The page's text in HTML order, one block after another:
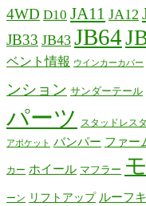
4WD D10 JA11 JA12
JB33 JB43 JB64
ベント情報
ウインカーカバー
ンション サンダーテール
パーツ
スタッドレス
アポケット バンパー ファー
カー ホイール マフラー
ーン リフトアップ ルーフ